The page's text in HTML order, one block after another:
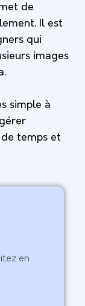
de
Il est
qui
images
simple à
temps et
en